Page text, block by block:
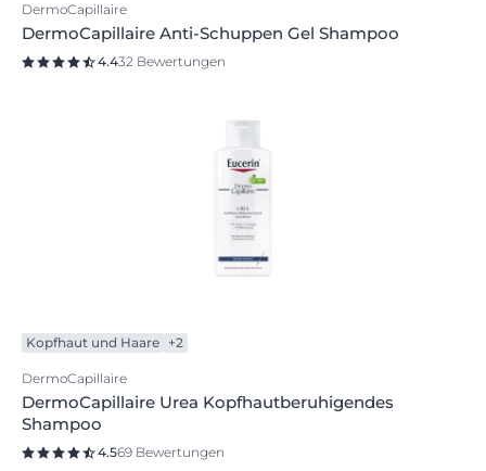
DermoCapillaire
DermoCapillaire Anti-Schuppen Gel Shampoo
4.432 Bewertungen
Kopfhaut und Haare +2
DermoCapillaire
DermoCapillaire Urea Kopfhautberuhigendes
Shampoo
4.569 Bewertungen